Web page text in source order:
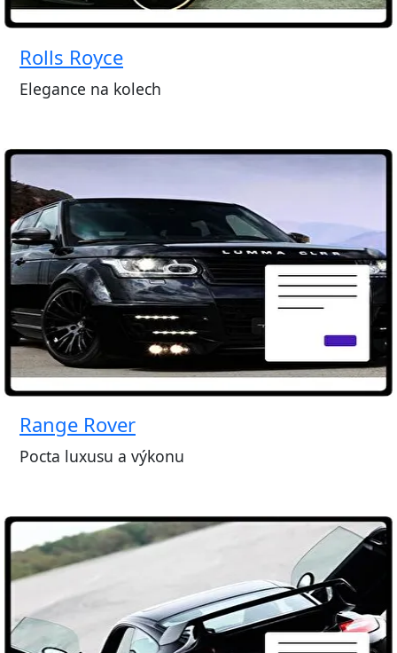
Rolls Royce
Elegance na kolech
Range Rover
Pocta luxusu a výkonu